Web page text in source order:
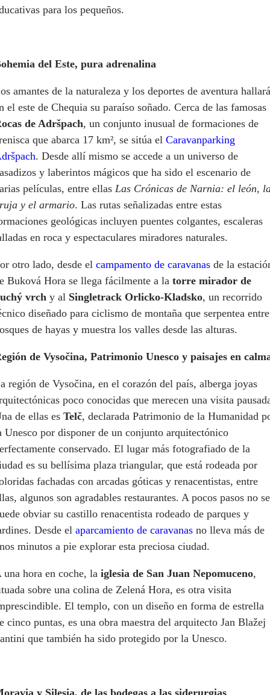
para los pequeños.
del Este, pura adrenalina
amantes de la naturaleza y los deportes de aventura
el este de Chequia su paraíso soñado. Cerca de las famosas
de Adršpach, un conjunto inusual de formaciones de
que abarca 17 km², se sitúa el Caravanparking
. Desde allí mismo se accede a un universo de
y laberintos mágicos que ha sido el escenario de
películas, entre ellas Las Crónicas de Narnia: el león,
y el armario. Las rutas señalizadas entre estas
geológicas incluyen puentes colgantes, escaleras
en roca y espectaculares miradores naturales.
otro lado, desde el campamento de caravanas de la
Buková Hora se llega fácilmente a la torre mirador de
vrch y al Singletrack Orlicko-Kladsko, un recorrido
diseñado para ciclismo de montaña que serpentea entre
de hayas y muestra los valles desde las alturas.
de Vysočina, Patrimonio Unesco y paisajes en
región de Vysočina, en el corazón del país, alberga joyas
poco conocidas que merecen una visita
de ellas es Telč, declarada Patrimonio de la Humanidad
Unesco por disponer de un conjunto arquitectónico
conservado. El lugar más fotografiado de la
es su bellísima plaza triangular, que está rodeada por
fachadas con arcadas góticas y renacentistas, entre
algunos son agradables restaurantes. A pocos pasos no se
obviar su castillo renacentista rodeado de parques y
Desde el aparcamiento de caravanas no lleva más de
minutos a pie explorar esta preciosa ciudad.
una hora en coche, la iglesia de San Juan Nepomuceno,
sobre una colina de Zelená Hora, es otra visita
El templo, con un diseño en forma de estrella
cinco puntas, es una obra maestra del arquitecto Jan Blažej
que también ha sido protegido por la Unesco.
y Silesia, de las bodegas a las siderurgias